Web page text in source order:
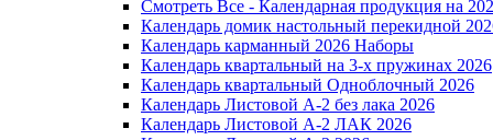
Смотреть Все - Календарная продукция на
Календарь домик настольный перекидной
Календарь карманный 2026 Наборы
Календарь квартальный на 3-х пружинах 2026
Календарь квартальный Одноблочный 2026
Календарь Листовой А-2 без лака 2026
Календарь Листовой А-2 ЛАК 2026